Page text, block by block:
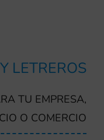
LETREROS
TU EMPRESA,
O COMERCIO